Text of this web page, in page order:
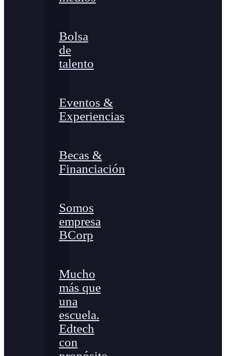
Bolsa
de
talento
Eventos &
Experiencias
Becas &
Financiación
Somos
empresa
BCorp
Mucho
más que
una
escuela.
Edtech
con